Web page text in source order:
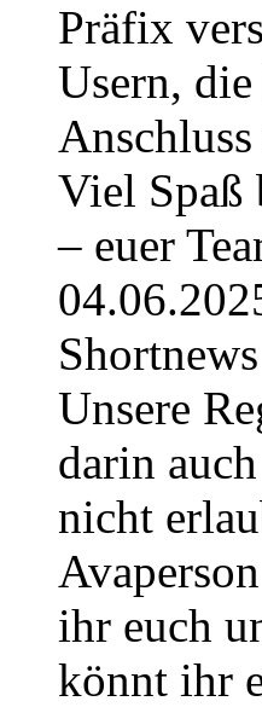
Präfix
Usern,
Viel Spaß
– euer
Unsere
darin
nicht
ihr euch
könnt ihr